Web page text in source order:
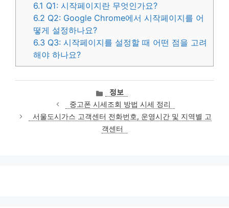
6.1 Q1: 시작페이지란 무엇인가요?
6.2 Q2: Google Chrome에서 시작페이지를 어
떻게 설정하나요?
6.3 Q3: 시작페이지를 설정할 때 어떤 점을 고려
해야 하나요?
카
테
고
리
정보
중고폰 시세조회 방법 시세 정리
서울도시가스 고객센터 전화번호, 운영시간 및 지역별 고
객센터